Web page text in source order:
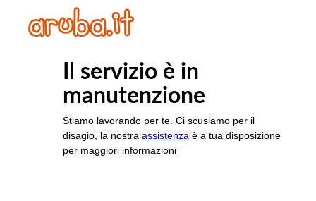
Il servizio è in
manutenzione
Stiamo lavorando per te. Ci scusiamo per il
disagio, la nostra assistenza è a tua disposizione
per maggiori informazioni